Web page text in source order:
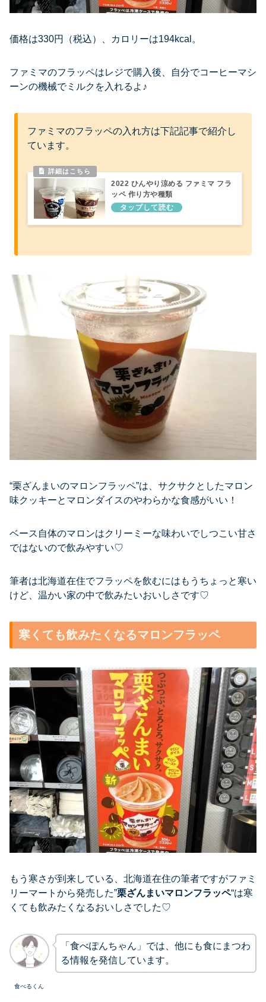
価格は330円（税込）、カロリーは194kcal。
ファミマのフラッペはレジで購入後、自分でコーヒーマシ
ーンの機械でミルクを入れるよ♪
ファミマのフラッペの入れ方は下記記事で紹介し
ています。
2022 ひんやり涼める ファミマ フラ
ッペ 作り方や種類
“栗ざんまいのマロンフラッペ”は、サクサクとしたマロン
味クッキーとマロンダイスのやわらかな食感がいい！
ベース自体のマロンはクリーミーな味わいでしつこい甘さ
ではないので飲みやすい♡
筆者は北海道在住でフラッペを飲むにはもうちょっと寒い
けど、温かい家の中で飲みたいおいしさです♡
寒くても飲みたくなるマロンフラッペ
もう寒さが到来している、北海道在住の筆者ですがファミ
リーマートから発売した”栗ざんまいマロンフラッペ“は寒
くても飲みたくなるおいしさでした♡
食べるくん
「食べぽんちゃん」では、他にも食にまつわ
る情報を発信しています。